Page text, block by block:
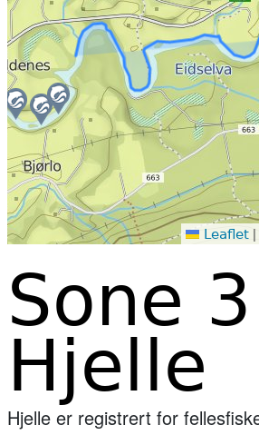
Leaflet |
Sone 3
Hjelle
Hjelle er registrert for